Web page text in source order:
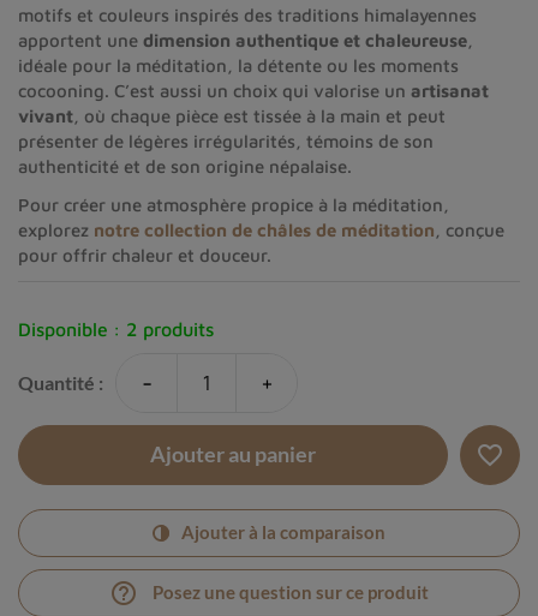
motifs et couleurs inspirés des traditions himalayennes
apportent une dimension authentique et chaleureuse
idéale pour la méditation, la détente ou les moments
cocooning. C’est aussi un choix qui valorise un artisanat
vivant , où chaque pièce est tissée à la main et peut
présenter de légères irrégularités, témoins de son
authenticité et de son origine népalaise.
Pour créer une atmosphère propice à la méditation,
explorez notre collection de châles de méditation , conçue
pour offrir chaleur et douceur.
Disponible : 2 produits
Quantité : - +
Ajouter au panier favorite_border
Ajouter à la comparaison
help_outline Posez une question sur ce produit